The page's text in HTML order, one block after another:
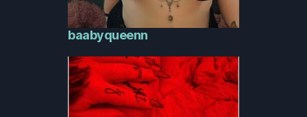
baabyqueenn